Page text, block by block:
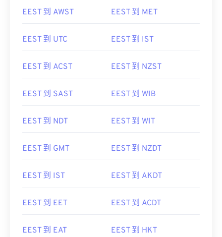
EEST 到 AWST EEST 到 MET
EEST 到 UTC EEST 到 IST
EEST 到 ACST EEST 到 NZST
EEST 到 SAST EEST 到 WIB
EEST 到 NDT EEST 到 WIT
EEST 到 GMT EEST 到 NZDT
EEST 到 IST EEST 到 AKDT
EEST 到 EET EEST 到 ACDT
EEST 到 EAT EEST 到 HKT